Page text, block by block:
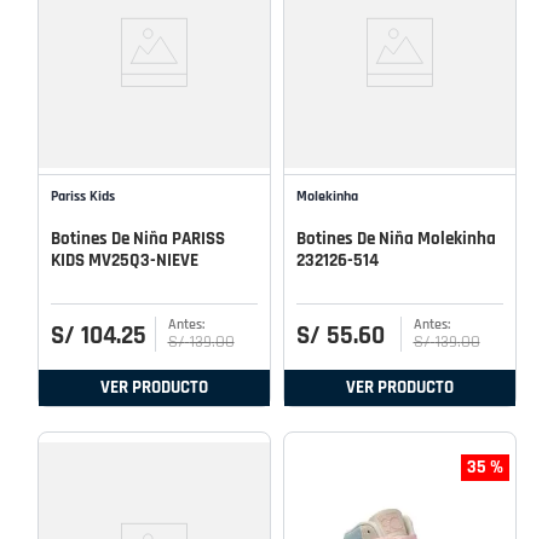
Pariss Kids
Botines De Niña PARISS
KIDS MV25Q3-NIEVE
S/ 104.25 S/ 139.00
VER PRODUCTO
Molekinha
Botines De Niña Molekinha
232126-514
S/ 55.60 S/ 139.00
VER PRODUCTO
35 %